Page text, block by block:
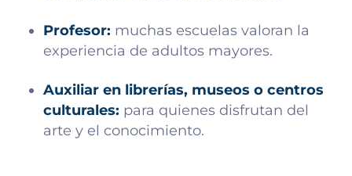
Profesor: muchas escuelas valoran la
experiencia de adultos mayores.
Auxiliar en librerías, museos o centros
culturales: para quienes disfrutan del
arte y el conocimiento.